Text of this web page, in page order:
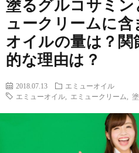
塗るグルコサミン
ュークリームに
オイルの量は？関
的な理由は？
2018.07.13
エミューオイル
エミューオイル
エミュークリーム